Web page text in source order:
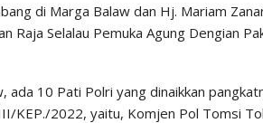
di Marga Balaw dan Hj. Mariam
Raja Selalau Pemuka Agung Dengian
ada 10 Pati Polri yang dinaikkan
KEP./2022, yaitu, Komjen Pol Tomsi